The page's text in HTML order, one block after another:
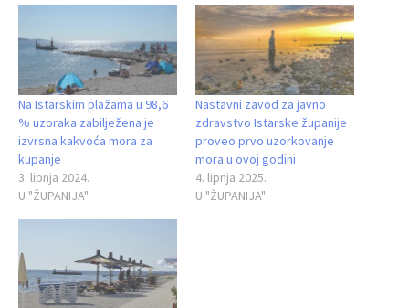
Na Istarskim plažama u 98,6
% uzoraka zabilježena je
izvrsna kakvoća mora za
kupanje
3. lipnja 2024.
U "ŽUPANIJA"
Nastavni zavod za javno
zdravstvo Istarske županije
proveo prvo uzorkovanje
mora u ovoj godini
4. lipnja 2025.
U "ŽUPANIJA"